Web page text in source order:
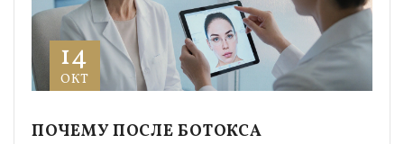
14
ОКТ
ПОЧЕМУ ПОСЛЕ БОТОКСА